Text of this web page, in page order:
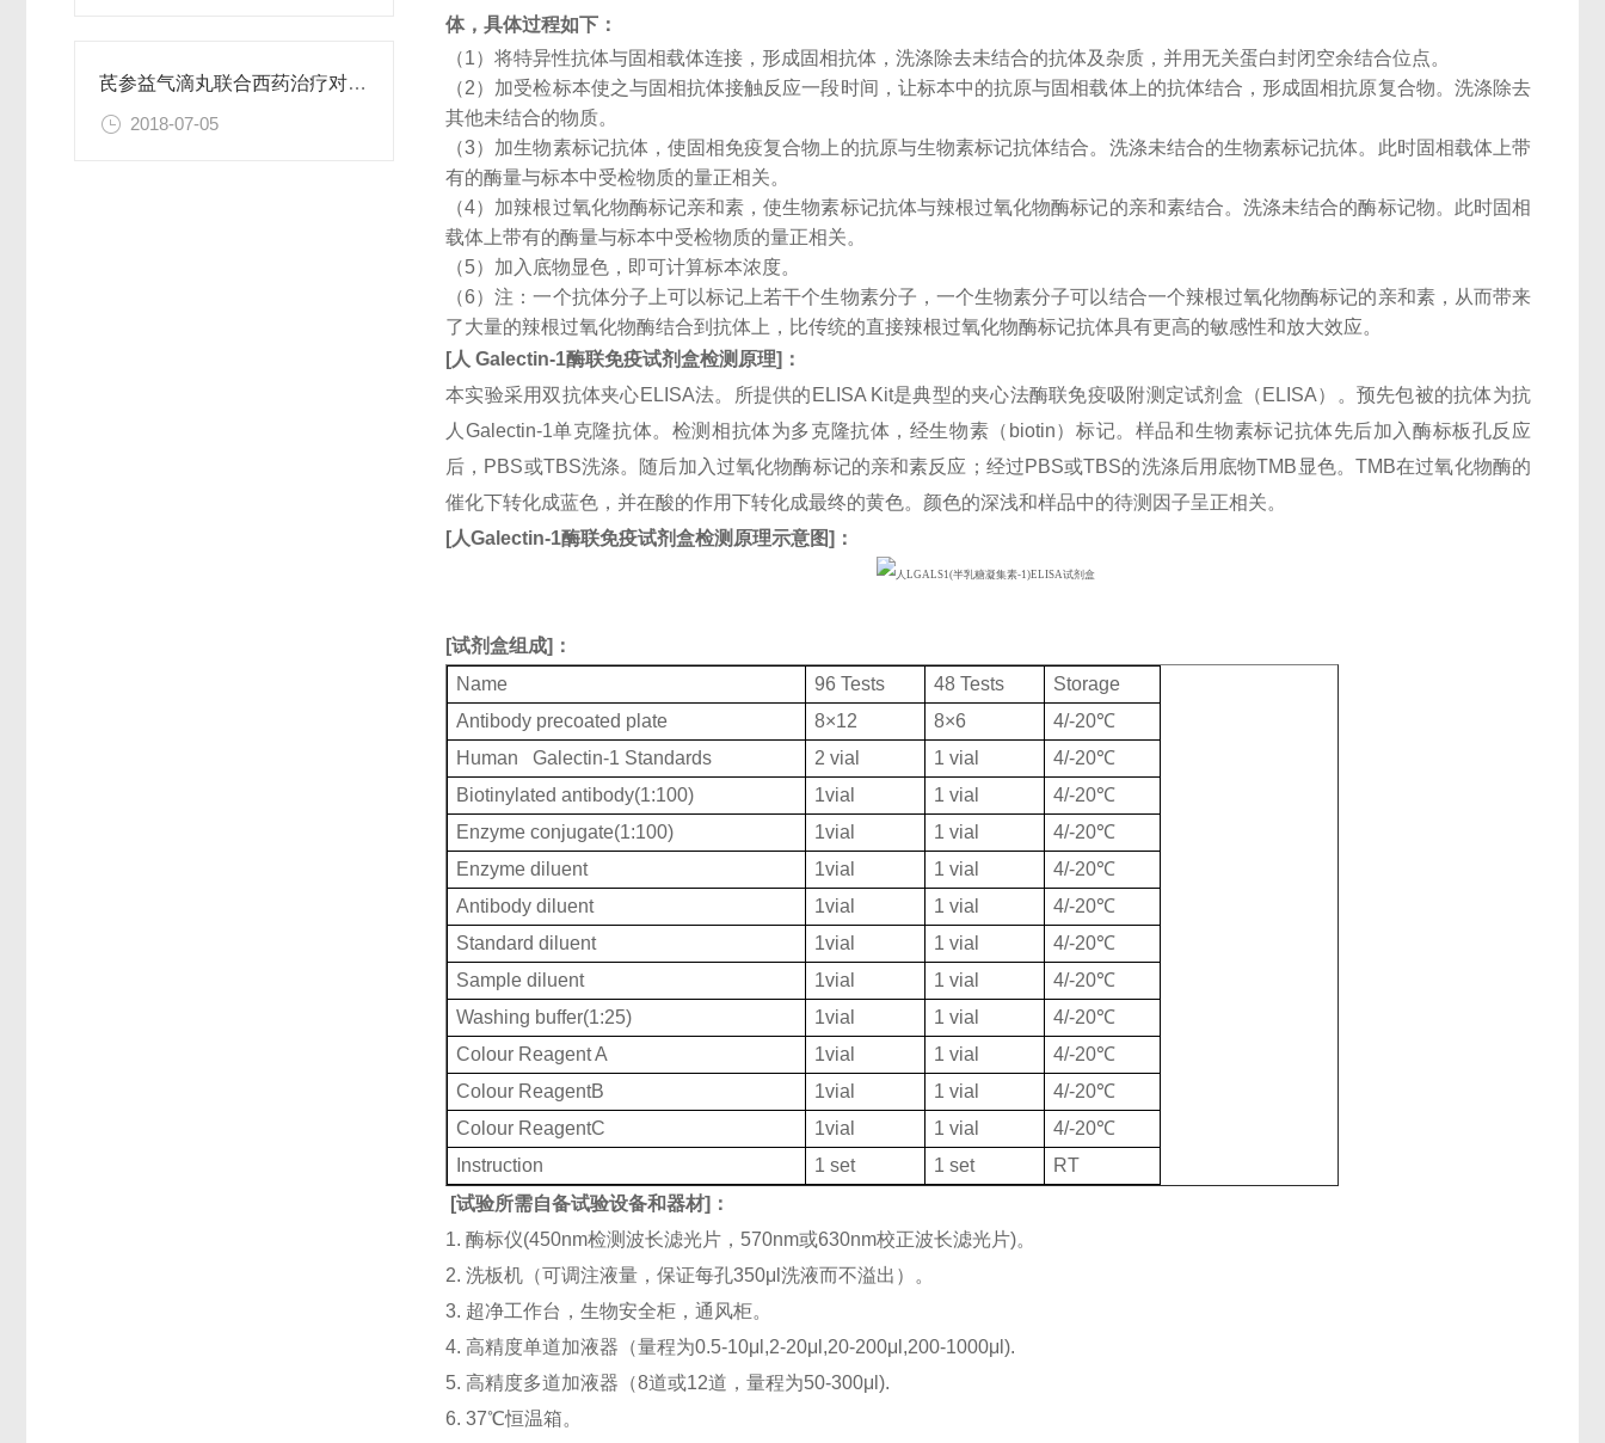
芪参益气滴丸联合西药治疗对稳定型心绞痛患者血清抵抗素水平的影响
2018-07-05
体，具体过程如下：
（1）将特异性抗体与固相载体连接，形成固相抗体，洗涤除去未结合的抗体及杂质，并用无关蛋白封闭空余结合位点。
（2）加受检标本使之与固相抗体接触反应一段时间，让标本中的抗原与固相载体上的抗体结合，形成固相抗原复合物。洗涤除去
其他未结合的物质。
（3）加生物素标记抗体，使固相免疫复合物上的抗原与生物素标记抗体结合。洗涤未结合的生物素标记抗体。此时固相载体上带
有的酶量与标本中受检物质的量正相关。
（4）加辣根过氧化物酶标记亲和素，使生物素标记抗体与辣根过氧化物酶标记的亲和素结合。洗涤未结合的酶标记物。此时固相
载体上带有的酶量与标本中受检物质的量正相关。
（5）加入底物显色，即可计算标本浓度。
（6）注：一个抗体分子上可以标记上若干个生物素分子，一个生物素分子可以结合一个辣根过氧化物酶标记的亲和素，从而带来
了大量的辣根过氧化物酶结合到抗体上，比传统的直接辣根过氧化物酶标记抗体具有更高的敏感性和放大效应。
[人 Galectin-1酶联免疫试剂盒检测原理] ：
本实验采用双抗体夹心ELISA法。所提供的ELISA Kit是典型的夹心法酶联免疫吸附测定试剂盒（ELISA）。预先包被的抗体为抗
人Galectin-1单克隆抗体。检测相抗体为多克隆抗体，经生物素（biotin）标记。样品和生物素标记抗体先后加入酶标板孔反应
后，PBS或TBS洗涤。随后加入过氧化物酶标记的亲和素反应；经过PBS或TBS的洗涤后用底物TMB显色。TMB在过氧化物酶的
催化下转化成蓝色，并在酸的作用下转化成最终的黄色。颜色的深浅和样品中的待测因子呈正相关。
[人Galectin-1酶联免疫试剂盒检测原理示意图] ：
[试剂盒组成]：
Name
96 Tests 48 Tests
Storage
Antibody precoated plate
8×12 8×6
4/-20℃
Human Galectin-1 Standards
2 vial 1 vial
4/-20℃
Biotinylated antibody(1:100)
1vial 1 vial
4/-20℃
Enzyme conjugate(1:100)
1vial 1 vial
4/-20℃
Enzyme diluent
1vial 1 vial
4/-20℃
Antibody diluent
1vial 1 vial
4/-20℃
Standard diluent
1vial 1 vial
4/-20℃
Sample diluent
1vial 1 vial
4/-20℃
Washing buffer(1:25)
1vial 1 vial
4/-20℃
Colour Reagent A
1vial 1 vial
4/-20℃
Colour ReagentB
1vial 1 vial
4/-20℃
Colour ReagentC
1vial 1 vial
4/-20℃
Instruction
1 set 1 set
RT
[试验所需自备试验设备和器材]：
1. 酶标仪(450nm检测波长滤光片，570nm或630nm校正波长滤光片)。
2. 洗板机（可调注液量，保证每孔350μl洗液而不溢出）。
3. 超净工作台，生物安全柜，通风柜。
4. 高精度单道加液器（量程为0.5-10μl,2-20μl,20-200μl,200-1000μl).
5. 高精度多道加液器（8道或12道，量程为50-300μl).
6. 37℃恒温箱。